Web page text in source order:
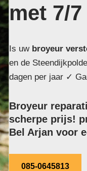
met 7/
Is uwbroyeur
en de
dagen per jaar ✓
Broyeur
scherpe prijs!
Bel Arjan voor
085-0645813